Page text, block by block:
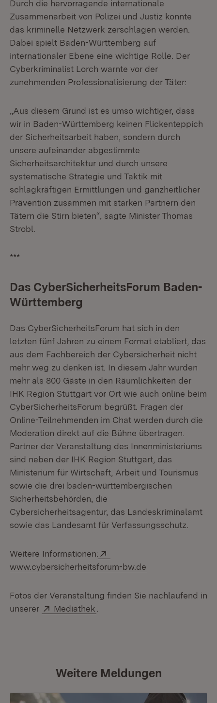
Durch die hervorragende internationale
Zusammenarbeit von Polizei und Justiz konnte
das kriminelle Netzwerk zerschlagen werden.
Dabei spielt Baden-Württemberg auf
internationaler Ebene eine wichtige Rolle. Der
Cyberkriminalist Lorch warnte vor der
zunehmenden Professionalisierung der Täter:
„Aus diesem Grund ist es umso wichtiger, dass
wir in Baden-Württemberg keinen Flickenteppich
der Sicherheitsarbeit haben, sondern durch
unsere aufeinander abgestimmte
Sicherheitsarchitektur und durch unsere
systematische Strategie und Taktik mit
schlagkräftigen Ermittlungen und ganzheitlicher
Prävention zusammen mit starken Partnern den
Tätern die Stirn bieten“, sagte Minister Thomas
Strobl.
***
Das CyberSicherheitsForum Baden-
Württemberg
Das CyberSicherheitsForum hat sich in den
letzten fünf Jahren zu einem Format etabliert, das
aus dem Fachbereich der Cybersicherheit nicht
mehr weg zu denken ist. In diesem Jahr wurden
mehr als 800 Gäste in den Räumlichkeiten der
IHK Region Stuttgart vor Ort wie auch online beim
CyberSicherheitsForum begrüßt. Fragen der
Online-Teilnehmenden im Chat werden durch die
Moderation direkt auf die Bühne übertragen.
Partner der Veranstaltung des Innenministeriums
sind neben der IHK Region Stuttgart, das
Ministerium für Wirtschaft, Arbeit und Tourismus
sowie die drei baden-württembergischen
Sicherheitsbehörden, die
Cybersicherheitsagentur, das Landeskriminalamt
sowie das Landesamt für Verfassungsschutz.
Weitere Informationen:
www.cybersicherheitsforum-bw.de
Fotos der Veranstaltung finden Sie nachlaufend in
unserer
Extern:
Mediathek
Weitere Meldungen